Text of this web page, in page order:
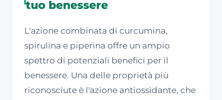
tuo benessere
L'azione combinata di curcumina,
spirulina e piperina offre un ampio
spettro di potenziali benefici per il
benessere. Una delle proprietà più
riconosciute è l'azione antiossidante, che